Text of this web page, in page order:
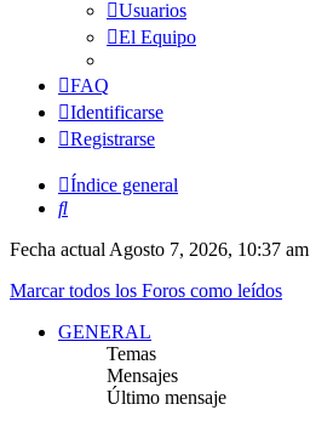
Usuarios
El Equipo
FAQ
Identificarse
Registrarse
Índice general
Buscar
Fecha actual Agosto 7, 2026, 10:37 am
Marcar todos los Foros como leídos
GENERAL
Temas
Mensajes
Último mensaje